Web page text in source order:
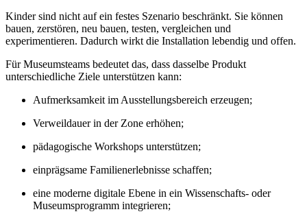
Kinder sind nicht auf ein festes Szenario beschränkt. Sie können
bauen, zerstören, neu bauen, testen, vergleichen und
experimentieren. Dadurch wirkt die Installation lebendig und offen.
Für Museumsteams bedeutet das, dass dasselbe Produkt
unterschiedliche Ziele unterstützen kann:
Aufmerksamkeit im Ausstellungsbereich erzeugen;
Verweildauer in der Zone erhöhen;
pädagogische Workshops unterstützen;
einprägsame Familienerlebnisse schaffen;
eine moderne digitale Ebene in ein Wissenschafts- oder
Museumsprogramm integrieren;